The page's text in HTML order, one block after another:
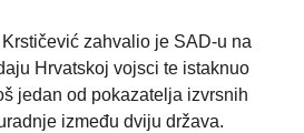
zahvalio je SAD-u na
Hrvatskoj vojsci te istaknuo
jedan od pokazatelja izvrsnih
između dviju država.